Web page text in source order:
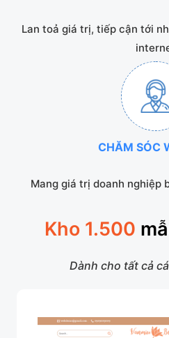
Lan toả giá trị, tiếp cận tới
CHĂM SÓC
Mang giá trị doanh nghiệp
Kho 1.500
Dành cho tất cả